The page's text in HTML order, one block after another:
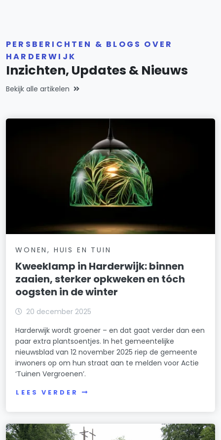
PERSBERICHTEN & BLOGS OVER
HARDERWIJK
Inzichten, Updates & Nieuws
Bekijk alle artikelen
WONEN, HUIS EN TUIN
Kweeklamp in Harderwijk: binnen
zaaien, sterker opkweken en tóch
oogsten in de winter
20 december 2025
Harderwijk wordt groener – en dat gaat verder dan een
paar extra plantsoentjes. In het gemeentelijke
nieuwsblad van 12 november 2025 riep de gemeente
inwoners op om hun straat aan te melden voor Actie
‘Tuinen Vergroenen’.
LEES VERDER